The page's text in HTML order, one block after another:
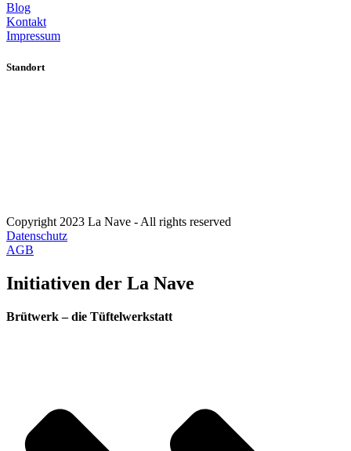
Blog
Kontakt
Impressum
Standort
Copyright 2023 La Nave - All rights reserved
Datenschutz
AGB
Initiativen der La Nave
Brütwerk – die Tüftelwerkstatt